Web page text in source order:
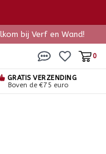
bij Verf en Wand!
0
GRATIS VERZENDING
Boven de €75 euro